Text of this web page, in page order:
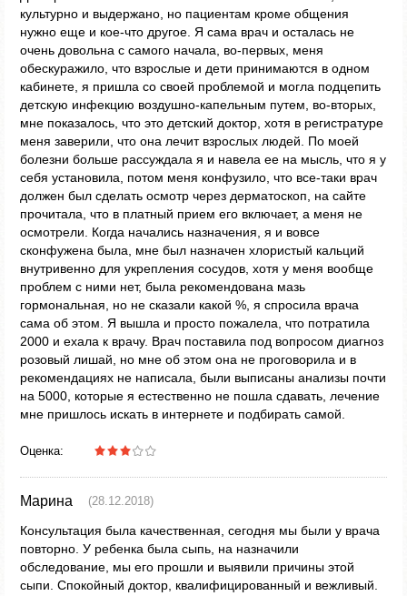
культурно и выдержано, но пациентам кроме общения
нужно еще и кое-что другое. Я сама врач и осталась не
очень довольна с самого начала, во-первых, меня
обескуражило, что взрослые и дети принимаются в одном
кабинете, я пришла со своей проблемой и могла подцепить
детскую инфекцию воздушно-капельным путем, во-вторых,
мне показалось, что это детский доктор, хотя в регистратуре
меня заверили, что она лечит взрослых людей. По моей
болезни больше рассуждала я и навела ее на мысль, что я у
себя установила, потом меня конфузило, что все-таки врач
должен был сделать осмотр через дерматоскоп, на сайте
прочитала, что в платный прием его включает, а меня не
осмотрели. Когда начались назначения, я и вовсе
сконфужена была, мне был назначен хлористый кальций
внутривенно для укрепления сосудов, хотя у меня вообще
проблем с ними нет, была рекомендована мазь
гормональная, но не сказали какой %, я спросила врача
сама об этом. Я вышла и просто пожалела, что потратила
2000 и ехала к врачу. Врач поставила под вопросом диагноз
розовый лишай, но мне об этом она не проговорила и в
рекомендациях не написала, были выписаны анализы почти
на 5000, которые я естественно не пошла сдавать, лечение
мне пришлось искать в интернете и подбирать самой.
Оценка:
Марина (28.12.2018)
Консультация была качественная, сегодня мы были у врача
повторно. У ребенка была сыпь, на назначили
обследование, мы его прошли и выявили причины этой
сыпи. Спокойный доктор, квалифицированный и вежливый.